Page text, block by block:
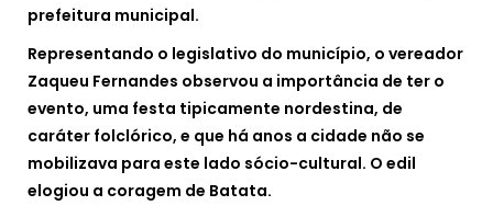
prefeitura municipal.
Representando o legislativo do município, o vereador
Zaqueu Fernandes observou a importância de ter o
evento, uma festa tipicamente nordestina, de
caráter folclórico, e que há anos a cidade não se
mobilizava para este lado sócio-cultural. O edil
elogiou a coragem de Batata.